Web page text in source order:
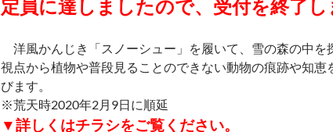
定員に達しましたので、受付を終了し
洋風かんじき「スノーシュー」を履いて、雪の森の中を
視点から植物や普段見ることのできない動物の痕跡や知
びます。
※荒天時2020年2月9日に順延
▼詳しくはチラシをご覧ください。